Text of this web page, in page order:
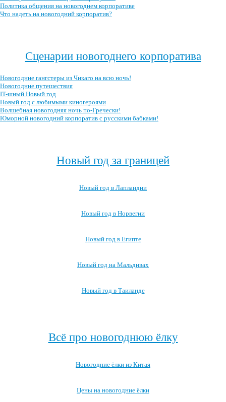
Политика общения на новогоднем корпоративе
Что надеть на новогодний корпоратив?
Сценарии новогоднего корпоратива
Новогодние гангстеры из Чикаго на всю ночь!
Новогодние путешествия
IT-шный Новый год
Новый год с любимыми киногероями
Волшебная новогодняя ночь по-Гречески!
Юморной новогодний корпоратив с русскими бабками!
Новый год за границей
Новый год в Лапландии
Новый год в Норвегии
Новый год в Египте
Новый год на Мальдивах
Новый год в Таиланде
Всё про новогоднюю ёлку
Новогодние ёлки из Китая
Цены на новогодние ёлки